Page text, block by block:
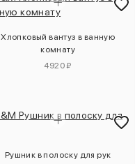
Хлопковый вантуз в ванную
комнату
4920 ₽
Рушник в полоску для рук